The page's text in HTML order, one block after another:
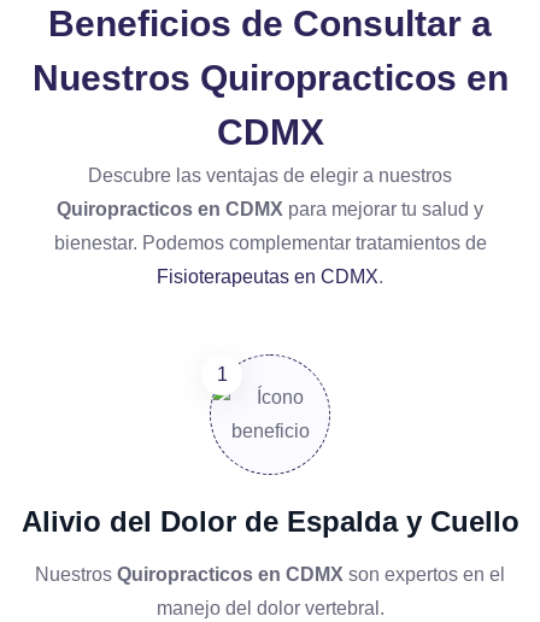
Beneficios de Consultar a
Nuestros Quiropracticos en
CDMX
Descubre las ventajas de elegir a nuestros
Quiropracticos en CDMX para mejorar tu salud y
bienestar. Podemos complementar tratamientos de
Fisioterapeutas en CDMX.
Alivio del Dolor de Espalda y Cuello
Nuestros Quiropracticos en CDMX son expertos en el
manejo del dolor vertebral.